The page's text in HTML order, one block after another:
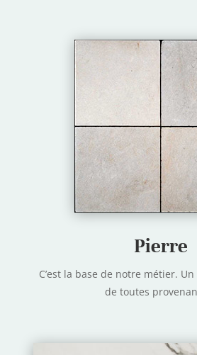
Pierre
C’est la base de notre métier.
de toutes